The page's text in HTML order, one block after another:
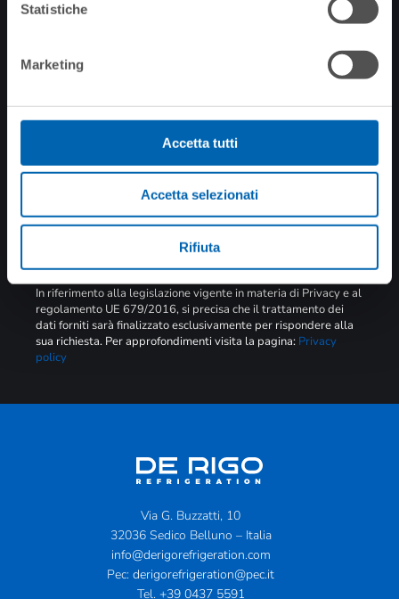
Statistiche
Marketing
Accetta tutti
Accetta selezionati
Rifiuta
ISCRIVITI ALLA
NEWSLETTER
Resta aggiornato su
tutte le novità
In riferimento alla legislazione vigente in materia di Privacy e al
regolamento UE 679/2016, si precisa che il trattamento dei
dati forniti sarà finalizzato esclusivamente per rispondere alla
sua richiesta. Per approfondimenti visita la pagina: Privacy
policy
Via G. Buzzatti, 10
32036 Sedico Belluno – Italia
info@derigorefrigeration.com
Pec: derigorefrigeration@pec.it
Tel. +39 0437 5591